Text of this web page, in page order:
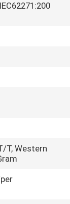
T, Western